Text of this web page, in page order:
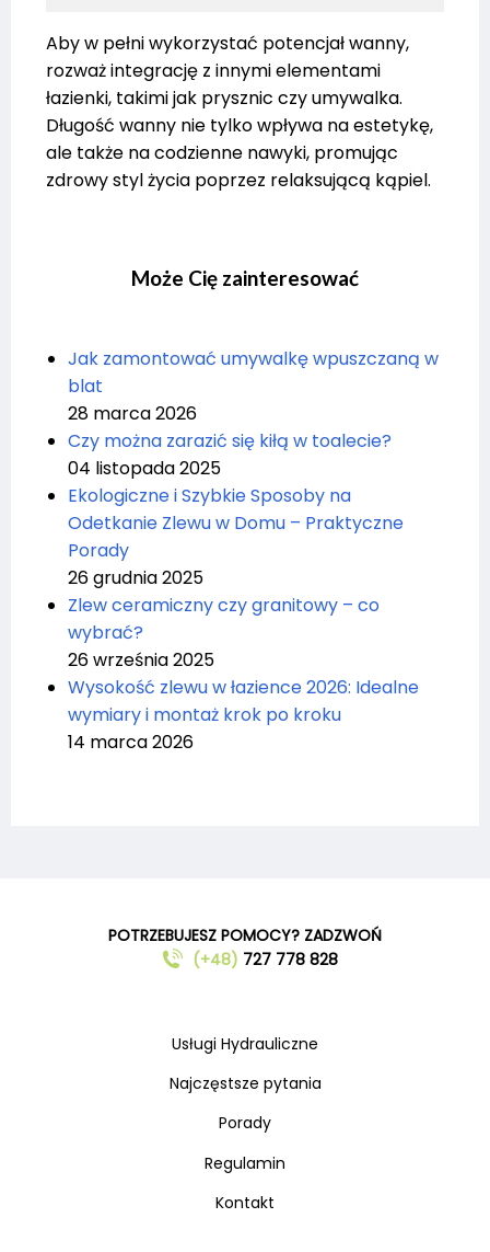
Aby w pełni wykorzystać potencjał wanny,
rozważ integrację z innymi elementami
łazienki, takimi jak prysznic czy umywalka.
Długość wanny nie tylko wpływa na estetykę,
ale także na codzienne nawyki, promując
zdrowy styl życia poprzez relaksującą kąpiel.
Może Cię zainteresować
Jak zamontować umywalkę wpuszczaną w
blat
28 marca 2026
Czy można zarazić się kiłą w toalecie?
04 listopada 2025
Ekologiczne i Szybkie Sposoby na
Odetkanie Zlewu w Domu – Praktyczne
Porady
26 grudnia 2025
Zlew ceramiczny czy granitowy – co
wybrać?
26 września 2025
Wysokość zlewu w łazience 2026: Idealne
wymiary i montaż krok po kroku
14 marca 2026
POTRZEBUJESZ POMOCY? ZADZWOŃ
(+48) 727 778 828
Usługi Hydrauliczne
Najczęstsze pytania
Porady
Regulamin
Kontakt